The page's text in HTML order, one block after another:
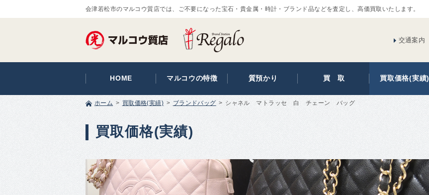
会津若松市のマルコウ質店では、ご不要になった宝石・貴金属・時計・ブランド品などを査定し、高価買取いたします。
交通案内
HOME マルコウの特徴 質預かり 買 取 買取価格(実績)
ホーム 買取価格(実績) ブランドバッグ シャネル マトラッセ 白 チェーン バッグ
買取価格(実績)